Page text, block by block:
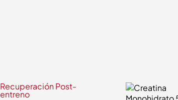
Recuperación Post-
entreno